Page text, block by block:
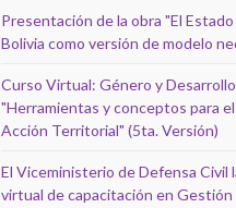
Presentación de la obra "El
Bolivia como versión de modelo
Curso Virtual: Género y
"Herramientas y conceptos para el
Acción Territorial" (5ta. Versión)
El Viceministerio de Defensa Civil
virtual de capacitación en Gestión